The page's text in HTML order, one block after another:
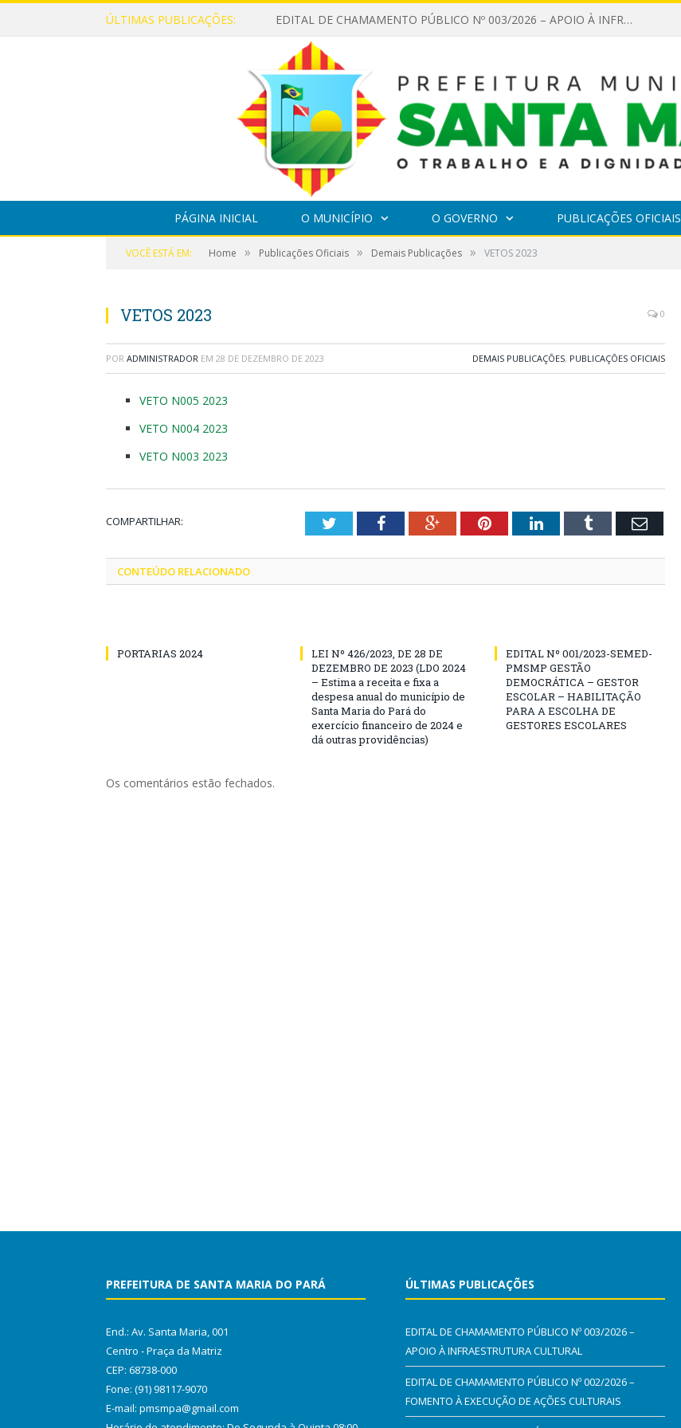
ÚLTIMAS PUBLICAÇÕES: EDITAL DE CHAMAMENTO PÚBLICO Nº 003/2026 – APOIO À INFRAESTRUTURA CULTURAL
PÁGINA INICIAL O MUNICÍPIO O GOVERNO PUBLICAÇÕES OFICIAIS
VOCÊ ESTÁ EM: Home » Publicações Oficiais » Demais Publicações » VETOS 2023
VETOS 2023 0
POR ADMINISTRADOR EM 28 DE DEZEMBRO DE 2023 DEMAIS PUBLICAÇÕES, PUBLICAÇÕES OFICIAIS
VETO N005 2023
VETO N004 2023
VETO N003 2023
COMPARTILHAR: TwitterFacebookGoogle+PinterestLinkedInTumblr Email
CONTEÚDO RELACIONADO
PORTARIAS 2024
LEI Nº 426/2023, DE 28 DE
DEZEMBRO DE 2023 (LDO 2024
– Estima a receita e fixa a
despesa anual do município de
Santa Maria do Pará do
exercício financeiro de 2024 e
dá outras providências)
EDITAL Nº 001/2023-SEMED-
PMSMP GESTÃO
DEMOCRÁTICA – GESTOR
ESCOLAR – HABILITAÇÃO
PARA A ESCOLHA DE
GESTORES ESCOLARES
Os comentários estão fechados.
PREFEITURA DE SANTA MARIA DO PARÁ
End.: Av. Santa Maria, 001
Centro - Praça da Matriz
CEP: 68738-000
Fone: (91) 98117-9070
E-mail: pmsmpa@gmail.com
ÚLTIMAS PUBLICAÇÕES
EDITAL DE CHAMAMENTO PÚBLICO Nº 003/2026 –
APOIO À INFRAESTRUTURA CULTURAL
EDITAL DE CHAMAMENTO PÚBLICO Nº 002/2026 –
FOMENTO À EXECUÇÃO DE AÇÕES CULTURAIS